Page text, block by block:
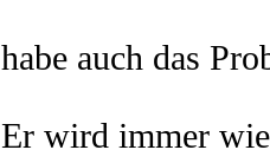
habe auch das
Er wird immer